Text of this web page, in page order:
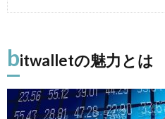
bitwalletの魅力とは